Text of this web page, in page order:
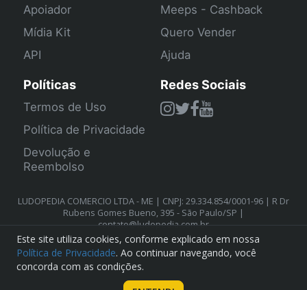
Apoiador
Mídia Kit
API
Meeps - Cashback
Quero Vender
Ajuda
Políticas
Termos de Uso
Política de Privacidade
Devolução e
Reembolso
Redes Sociais
LUDOPEDIA COMERCIO LTDA - ME | CNPJ: 29.334.854/0001-96 | R Dr
Rubens Gomes Bueno, 395 - São Paulo/SP |
contato@ludopedia.com.br
Este site utiliza cookies, conforme explicado em nossa
Política de Privacidade. Ao continuar navegando, você
concorda com as condições.